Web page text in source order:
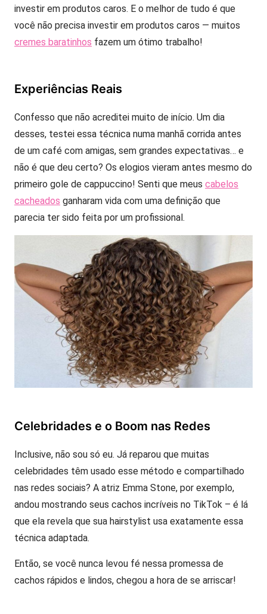
investir em produtos caros. E o melhor de tudo é que
você não precisa investir em produtos caros — muitos
cremes baratinhos fazem um ótimo trabalho!
Experiências Reais
Confesso que não acreditei muito de início. Um dia
desses, testei essa técnica numa manhã corrida antes
de um café com amigas, sem grandes expectativas… e
não é que deu certo? Os elogios vieram antes mesmo do
primeiro gole de cappuccino! Senti que meus cabelos
cacheados ganharam vida com uma definição que
parecia ter sido feita por um profissional.
Celebridades e o Boom nas Redes
Inclusive, não sou só eu. Já reparou que muitas
celebridades têm usado esse método e compartilhado
nas redes sociais? A atriz Emma Stone, por exemplo,
andou mostrando seus cachos incríveis no TikTok – é lá
que ela revela que sua hairstylist usa exatamente essa
técnica adaptada.
Então, se você nunca levou fé nessa promessa de
cachos rápidos e lindos, chegou a hora de se arriscar!